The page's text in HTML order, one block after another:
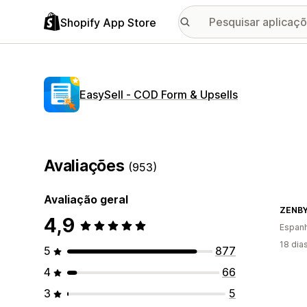
Shopify App Store
EasySell ‑ COD Form & Upsells
Avaliações (953)
Avaliação geral
4,9
5
877
4
66
3
5
18